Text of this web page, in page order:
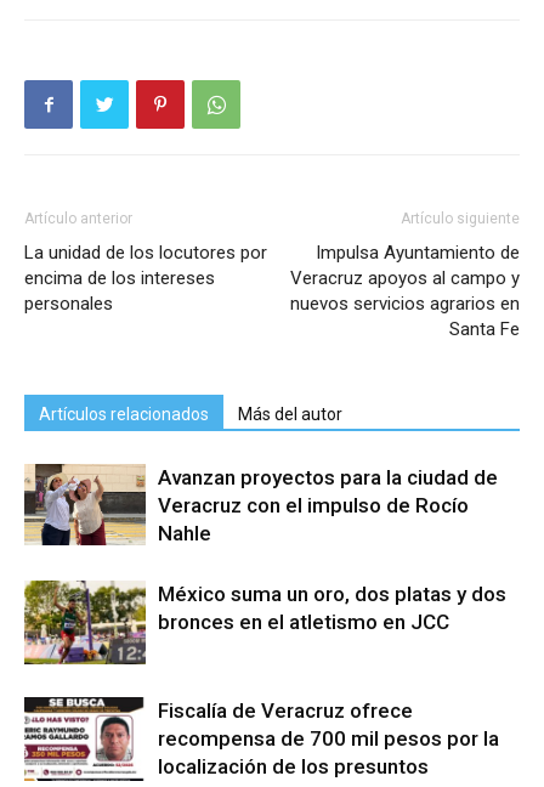
Artículo anterior
La unidad de los locutores por
encima de los intereses
personales
Artículo siguiente
Impulsa Ayuntamiento de
Veracruz apoyos al campo y
nuevos servicios agrarios en
Santa Fe
Artículos relacionados Más del autor
Avanzan proyectos para la ciudad de
Veracruz con el impulso de Rocío
Nahle
México suma un oro, dos platas y dos
bronces en el atletismo en JCC
Fiscalía de Veracruz ofrece
recompensa de 700 mil pesos por la
localización de los presuntos